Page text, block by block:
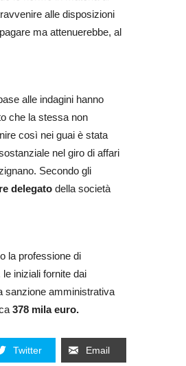
alle disposizioni
ma attenuerebbe, al
alle indagini hanno
che la stessa non
così nei guai è stata
nel giro di affari
Secondo gli
delegato della società
la professione di
iniziali fornite dai
sanzione amministrativa
378 mila euro.
Twitter Email